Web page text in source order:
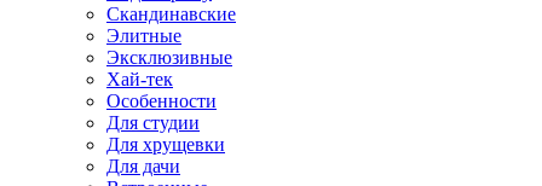
Скандинавские
Элитные
Эксклюзивные
Хай-тек
Особенности
Для студии
Для хрущевки
Для дачи